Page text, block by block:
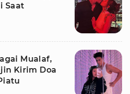
Saat
Mualaf,
Kirim Doa